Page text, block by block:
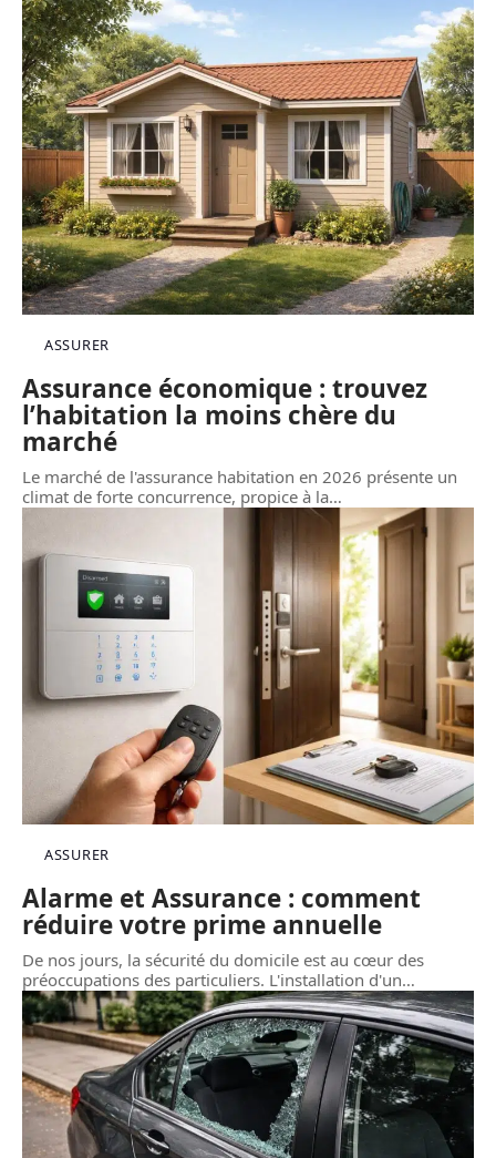
ASSURER
Assurance économique : trouvez
l’habitation la moins chère du
marché
Le marché de l'assurance habitation en 2026 présente un
climat de forte concurrence, propice à la…
ASSURER
Alarme et Assurance : comment
réduire votre prime annuelle
De nos jours, la sécurité du domicile est au cœur des
préoccupations des particuliers. L'installation d'un…